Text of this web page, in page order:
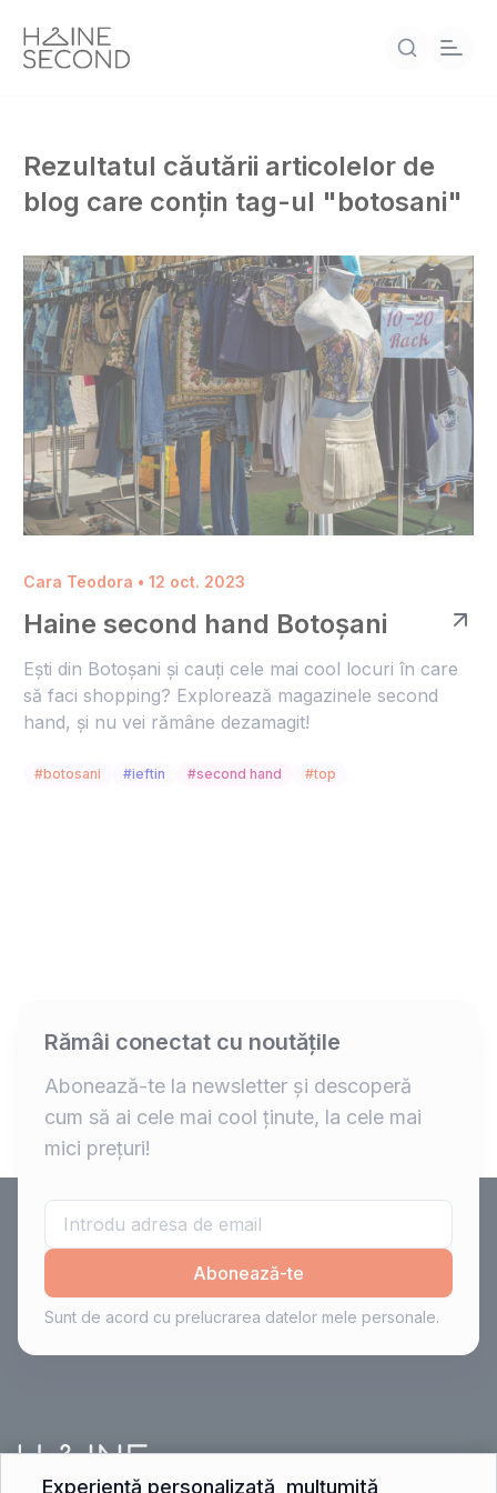
Rezultatul căutării articolelor de
blog care conțin tag-ul "botosani"
Cara Teodora • 12 oct. 2023
Haine second hand Botoșani
Ești din Botoșani și cauți cele mai cool locuri în care
să faci shopping? Explorează magazinele second
hand, și nu vei rămâne dezamagit!
#botosani #ieftin #second hand #top
Rămâi conectat cu noutățile
Abonează-te la newsletter și descoperă
cum să ai cele mai cool ținute, la cele mai
mici prețuri!
Abonează-te
Sunt de acord cu prelucrarea datelor mele personale.
Experiență personalizată, mulțumită